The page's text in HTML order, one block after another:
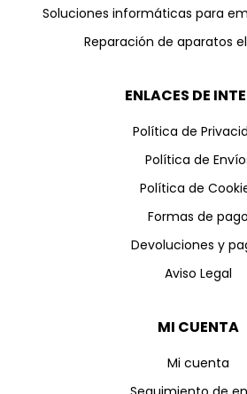
Soluciones informáticas para
Reparación de aparatos
ENLACES DE
Política de
Política de
Política de
Formas de pago
Devoluciones y
Aviso Legal
MI CUENTA
Mi cuenta